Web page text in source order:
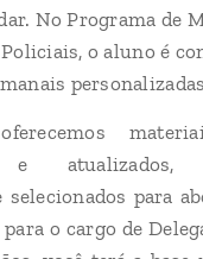
No Programa de
o aluno é
e
selecionados para
o cargo de